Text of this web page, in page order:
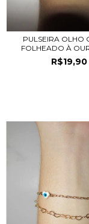
PULSEIRA OLHO
FOLHEADO À
R$19,90